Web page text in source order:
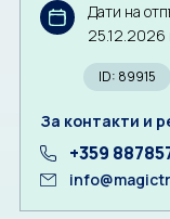
Дати на
25.12.2026
ID: 89915
За контакти и
+359